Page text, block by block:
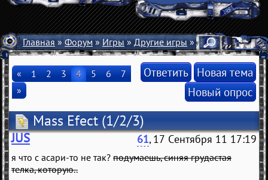
Главная»Форум»Игры»Другие игры» Mass Efect (1/2/
« 1 2 3 4 5 6
7
»
Ответить Новая тема
Новый опрос
Mass Efect (1/2/3)
JUS 61, 17 Сентября 11 17:19
я что с асари-то не так? подумаешь, синяя грудастая
телка, которую..